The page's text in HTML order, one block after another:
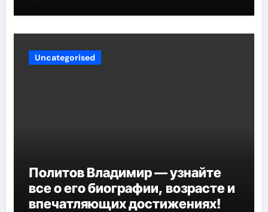
Uncategorised
Политов Владимир — узнайте
все о его биографии, возрасте и
впечатляющих достижениях!